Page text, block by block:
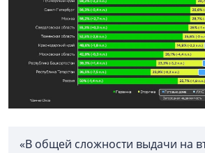
«В общей сложности выдачи на